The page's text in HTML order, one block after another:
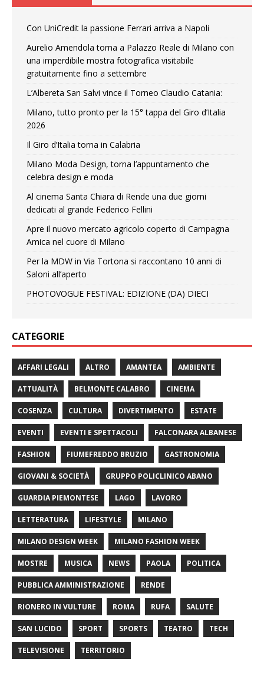
Con UniCredit la passione Ferrari arriva a Napoli
Aurelio Amendola torna a Palazzo Reale di Milano con
una imperdibile mostra fotografica visitabile
gratuitamente fino a settembre
L’Albereta San Salvi vince il Torneo Claudio Catania:
Milano, tutto pronto per la 15° tappa del Giro d’Italia
2026
Il Giro d’Italia torna in Calabria
Milano Moda Design, torna l’appuntamento che
celebra design e moda
Al cinema Santa Chiara di Rende una due giorni
dedicati al grande Federico Fellini
Apre il nuovo mercato agricolo coperto di Campagna
Amica nel cuore di Milano
Per la MDW in Via Tortona si raccontano 10 anni di
Saloni all’aperto
PHOTOVOGUE FESTIVAL: EDIZIONE (DA) DIECI
CATEGORIE
AFFARI LEGALI ALTRO AMANTEA AMBIENTE
ATTUALITÀ BELMONTE CALABRO CINEMA
COSENZA CULTURA DIVERTIMENTO ESTATE
EVENTI EVENTI E SPETTACOLI FALCONARA ALBANESE
FASHION FIUMEFREDDO BRUZIO GASTRONOMIA
GIOVANI & SOCIETÀ GRUPPO POLICLINICO ABANO
GUARDIA PIEMONTESE LAGO LAVORO
LETTERATURA LIFESTYLE MILANO
MILANO DESIGN WEEK MILANO FASHION WEEK
MOSTRE MUSICA NEWS PAOLA POLITICA
PUBBLICA AMMINISTRAZIONE RENDE
RIONERO IN VULTURE ROMA RUFA SALUTE
SAN LUCIDO SPORT SPORTS TEATRO TECH
TELEVISIONE TERRITORIO